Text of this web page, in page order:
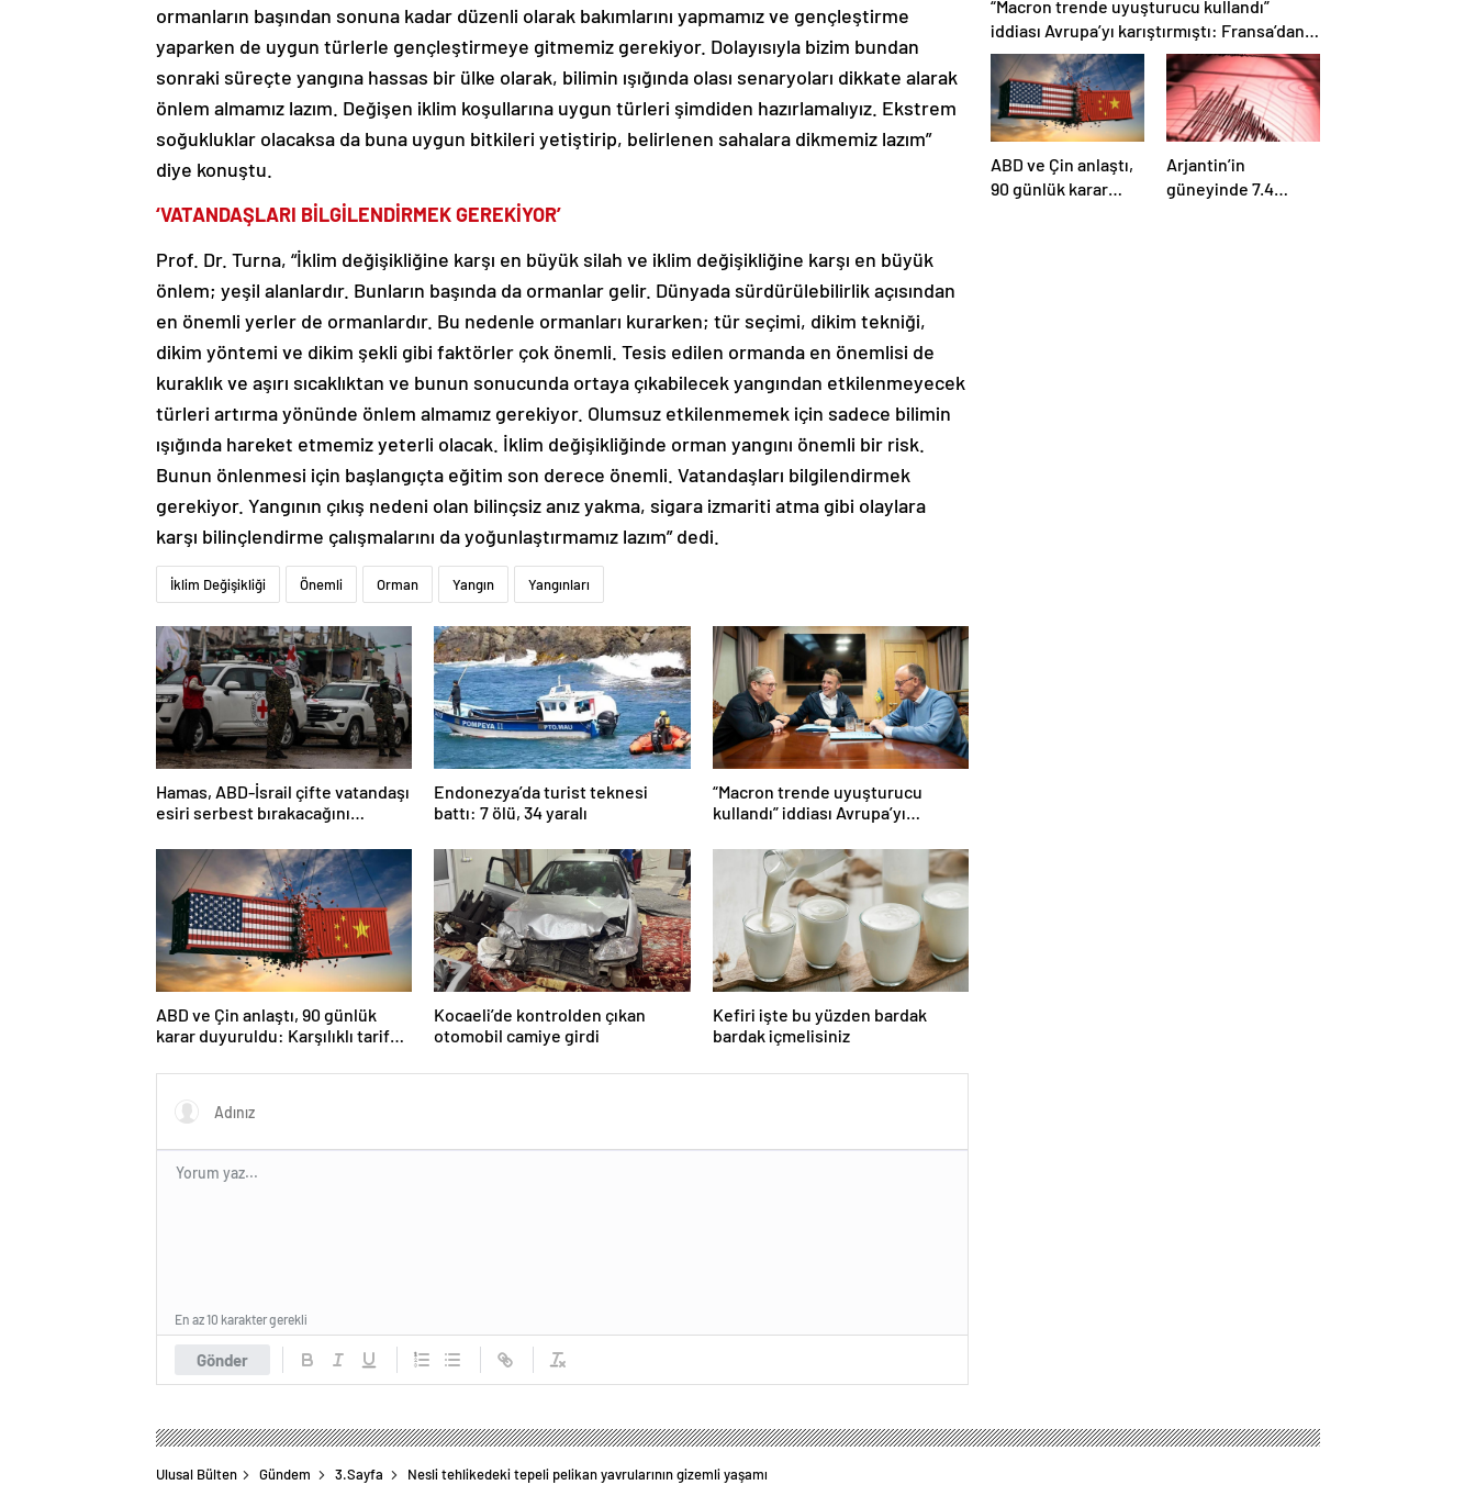
ormanların başından sonuna kadar düzenli olarak bakımlarını yapmamız ve gençleştirme
yaparken de uygun türlerle gençleştirmeye gitmemiz gerekiyor. Dolayısıyla bizim bundan
sonraki süreçte yangına hassas bir ülke olarak, bilimin ışığında olası senaryoları dikkate alarak
önlem almamız lazım. Değişen iklim koşullarına uygun türleri şimdiden hazırlamalıyız. Ekstrem
soğukluklar olacaksa da buna uygun bitkileri yetiştirip, belirlenen sahalara dikmemiz lazım”
diye konuştu.
‘VATANDAŞLARI BİLGİLENDİRMEK GEREKİYOR’
Prof. Dr. Turna, “İklim değişikliğine karşı en büyük silah ve iklim değişikliğine karşı en büyük
önlem; yeşil alanlardır. Bunların başında da ormanlar gelir. Dünyada sürdürülebilirlik açısından
en önemli yerler de ormanlardır. Bu nedenle ormanları kurarken; tür seçimi, dikim tekniği,
dikim yöntemi ve dikim şekli gibi faktörler çok önemli. Tesis edilen ormanda en önemlisi de
kuraklık ve aşırı sıcaklıktan ve bunun sonucunda ortaya çıkabilecek yangından etkilenmeyecek
türleri artırma yönünde önlem almamız gerekiyor. Olumsuz etkilenmemek için sadece bilimin
ışığında hareket etmemiz yeterli olacak. İklim değişikliğinde orman yangını önemli bir risk.
Bunun önlenmesi için başlangıçta eğitim son derece önemli. Vatandaşları bilgilendirmek
gerekiyor. Yangının çıkış nedeni olan bilinçsiz anız yakma, sigara izmariti atma gibi olaylara
karşı bilinçlendirme çalışmalarını da yoğunlaştırmamız lazım” dedi.
İklim Değişikliği Önemli Orman Yangın Yangınları
Hamas, ABD-İsrail çifte vatandaşı
esiri serbest bırakacağını
Endonezya’da turist teknesi
battı: 7 ölü, 34 yaralı
“Macron trende uyuşturucu
kullandı” iddiası Avrupa’yı
“peçeteli” yalanlama geldi!
ABD ve Çin anlaştı, 90 günlük
karar duyuruldu: Karşılıklı tarife
Kocaeli’de kontrolden çıkan
otomobil camiye girdi
Kefiri işte bu yüzden bardak
bardak içmelisiniz
Gönder
En az 10 karakter gerekli
“Macron trende uyuşturucu kullandı”
iddiası Avrupa’yı karıştırmıştı: Fransa’dan
“peçeteli” yalanlama geldi!
ABD ve Çin anlaştı,
90 günlük karar
Arjantin’in
güneyinde 7.4
Ulusal Bülten Gündem 3.Sayfa Nesli tehlikedeki tepeli pelikan yavrularının gizemli yaşamı